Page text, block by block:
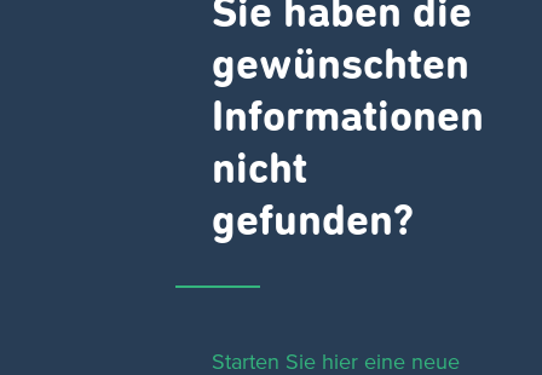
Sie haben die
gewünschten
Informationen
nicht
gefunden?
Starten Sie hier eine neue